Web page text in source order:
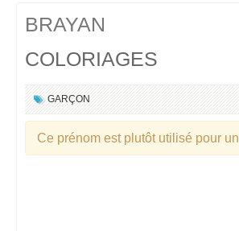
BRAYAN
COLORIAGES
GARÇON
Ce prénom est plutôt utilisé pour un